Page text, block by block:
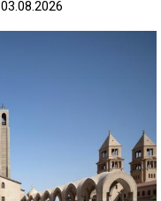
03.08.2026